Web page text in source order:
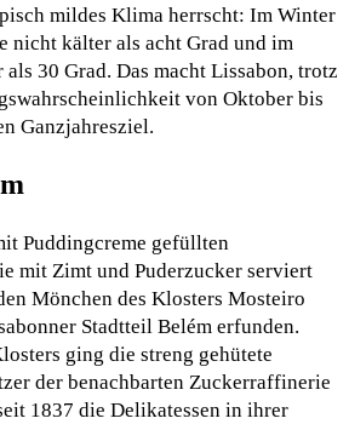
mildes Klima herrscht: Im Winter
nicht kälter als acht Grad und im
als 30 Grad. Das macht Lissabon, trotz
von Oktober bis
Ganzjahresziel.
Puddingcreme gefüllten
mit Zimt und Puderzucker serviert
Mönchen des Klosters Mosteiro
Stadtteil Belém erfunden.
ging die streng gehütete
der benachbarten Zuckerraffinerie
1837 die Delikatessen in ihrer